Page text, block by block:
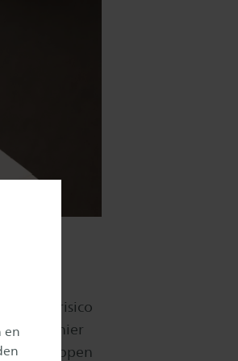
en
manier
ophopen